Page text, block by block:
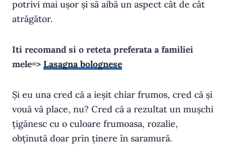
potrivi mai ușor și să aibă un aspect cât de cât
atrăgător.
Iti recomand si o reteta preferata a familiei
mele=> Lasagna bolognese
Și eu una cred că a ieșit chiar frumos, cred că și
vouă vă place, nu? Cred că a rezultat un mușchi
țigănesc cu o culoare frumoasa, rozalie,
obținută doar prin ținere în saramură.